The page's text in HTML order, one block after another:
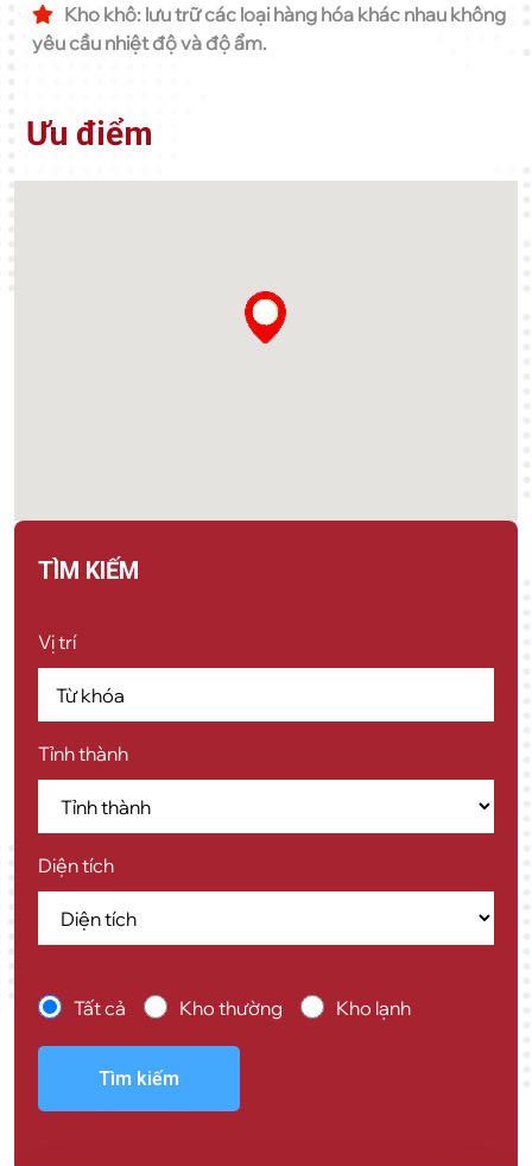
Kho khô: lưu trữ các loại hàng hóa khác nhau không
yêu cầu nhiệt độ và độ ẩm.
Ưu điểm
TÌM KIẾM
Vị trí
Tỉnh thành
Diện tích
Tất cả Kho thường Kho lạnh
Tìm kiếm